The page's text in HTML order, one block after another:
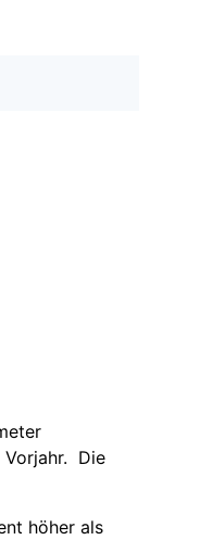
Vorjahr. Die
höher als